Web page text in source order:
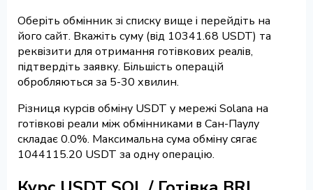
Оберіть обмінник зі списку вище і перейдіть на
його сайт. Вкажіть суму (від 10341.68 USDT) та
реквізити для отримання готівкових реалів,
підтвердіть заявку. Більшість операцій
обробляються за 5-30 хвилин.
Різниця курсів обміну USDT у мережі Solana на
готівкові реали між обмінниками в Сан-Паулу
складає 0.0%. Максимальна сума обміну сягає
1044115.20 USDT за одну операцію.